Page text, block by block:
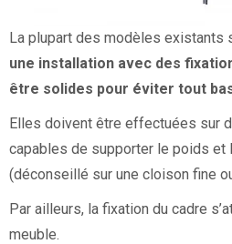
La plupart des modèles existants
une installation avec des
être solides pour éviter tout
Elles doivent être effectuées sur
capables de supporter le poids et
(déconseillé sur une cloison fine
Par ailleurs, la fixation du cadre
meuble.